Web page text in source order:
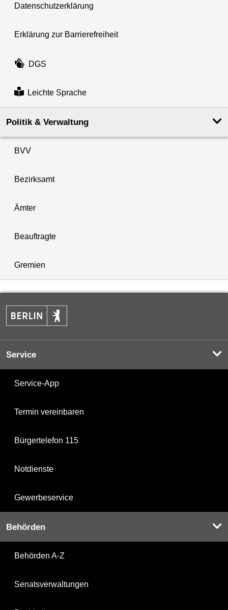
Datenschutzerklärung
Erklärung zur Barrierefreiheit
DGS
Leichte Sprache
Politik & Verwaltung
BVV
Bezirksamt
Ämter
Beauftragte
Gremien
Service
Service-App
Termin vereinbaren
Bürgertelefon 115
Notdienste
Gewerbeservice
Behörden
Behörden A-Z
Senatsverwaltungen